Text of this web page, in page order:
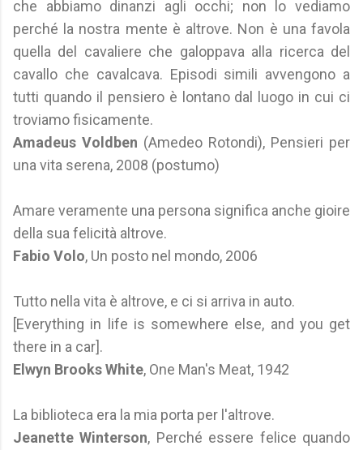
che abbiamo dinanzi agli occhi; non lo vediamo
perché la nostra mente è altrove. Non è una favola
quella del cavaliere che galoppava alla ricerca del
cavallo che cavalcava. Episodi simili avvengono a
tutti quando il pensiero è lontano dal luogo in cui ci
troviamo fisicamente.
Amadeus Voldben (Amedeo Rotondi), Pensieri per
una vita serena, 2008 (postumo)
Amare veramente una persona significa anche gioire
della sua felicità altrove.
Fabio Volo, Un posto nel mondo, 2006
Tutto nella vita è altrove, e ci si arriva in auto.
[Everything in life is somewhere else, and you get
there in a car].
Elwyn Brooks White, One Man's Meat, 1942
La biblioteca era la mia porta per l'altrove.
Jeanette Winterson, Perché essere felice quando